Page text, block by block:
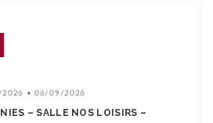
• 06/09/2026
– SALLE NOS LOISIRS –